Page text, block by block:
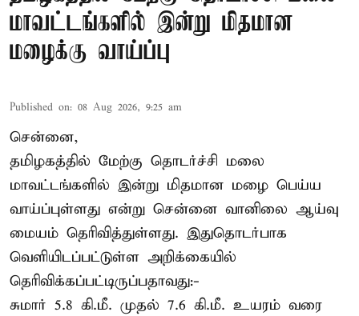
மாவட்டங்களில் இன்று மிதமான
மழைக்கு வாய்ப்பு
Published on: 08 Aug 2026, 9:25 am
சென்னை,
தமிழகத்தில் மேற்கு தொடர்ச்சி மலை
மாவட்டங்களில் இன்று மிதமான மழை பெய்ய
வாய்ப்புள்ளது என்று சென்னை வானிலை ஆய்வு
மையம் தெரிவித்துள்ளது. இதுதொடர்பாக
வெளியிடப்பட்டுள்ள அறிக்கையில்
தெரிவிக்கப்பட்டிருப்பதாவது:-
சுமார் 5.8 கி.மீ. முதல் 7.6 கி.மீ. உயரம் வரை